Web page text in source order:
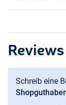
Reviews
Schreib eine